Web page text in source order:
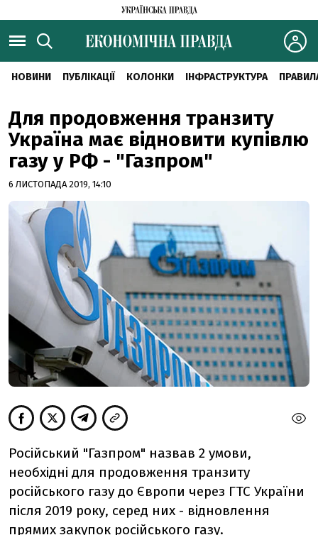
НОВИНИ ПУБЛІКАЦІЇ КОЛОНКИ ІНФРАСТРУКТУРА
Для продовження транзиту
Україна має відновити купівлю
газу у РФ - "Газпром"
6 ЛИСТОПАДА 2019, 14:10
Російський "Газпром" назвав 2 умови,
необхідні для продовження транзиту
російського газу до Європи через ГТС України
після 2019 року, серед них - відновлення
прямих закупок російського газу.